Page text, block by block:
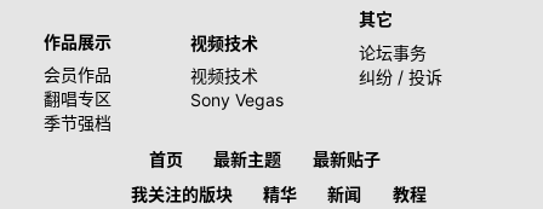
作品展示
会员作品
翻唱专区
季节强档
视频技术
视频技术
Sony Vegas
其它
论坛事务
纠纷 / 投诉
首页 最新主题
最新贴子
我关注的版块
精华 新闻 教程